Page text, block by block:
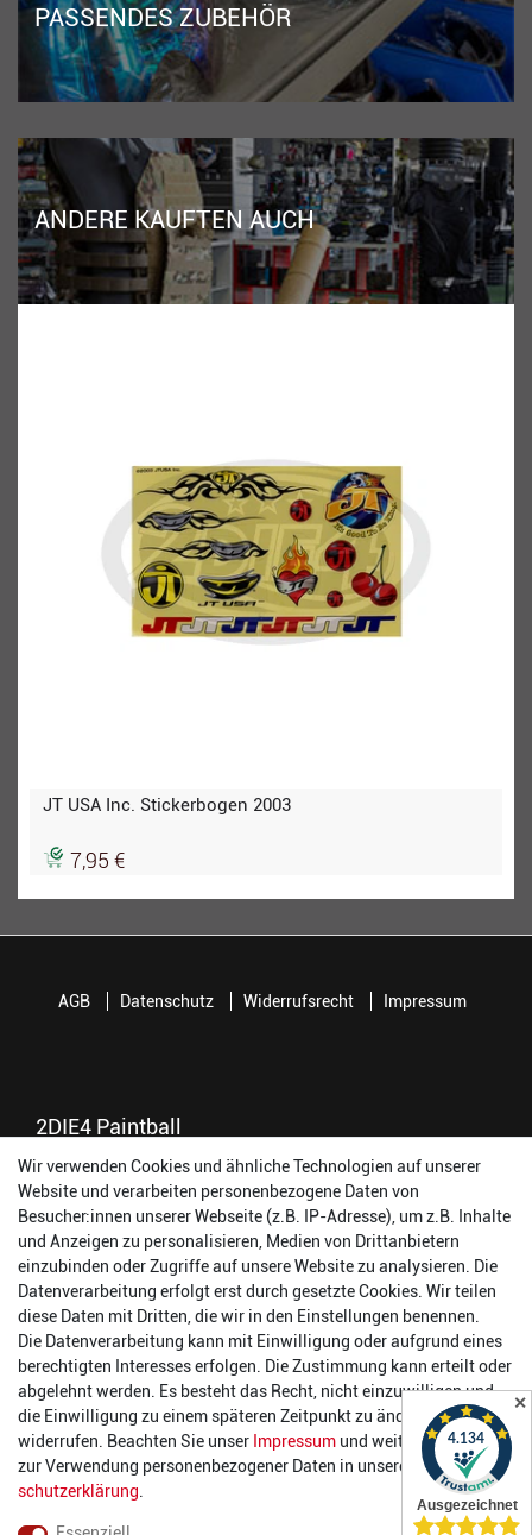
PASSENDES ZUBEHÖR
ANDERE KAUFTEN AUCH
JT USA Inc. Stickerbogen 2003
7,95 €
2DIE4 Paintball
56457 Westerburg
Reinhold-Ferger-Straße 26
order@2die4-sports.com
0 26 63/ 9 68 69 37
Öffnungszeiten
Montag:
14:00 - 17:00 Uhr
Dienstag:
14:00 - 17:00 Uhr
Mittwoch:
14:00 - 17:00 Uhr
Donnerstag:
14:00 - 17:00 Uhr
Freitag:
14:00 - 19:00 Uhr
Samstag:
10:00 - 17:00 Uhr
AGB Datenschutz Widerrufsrecht Impressum
Wir verwenden Cookies und ähnliche Technologien auf unserer
Website und verarbeiten personenbezogene Daten von
Besucher:innen unserer Webseite (z.B. IP-Adresse), um z.B. Inhalte
und Anzeigen zu personalisieren, Medien von Drittanbietern
einzubinden oder Zugriffe auf unsere Website zu analysieren. Die
Datenverarbeitung erfolgt erst durch gesetzte Cookies. Wir teilen
diese Daten mit Dritten, die wir in den Einstellungen benennen.
Die Datenverarbeitung kann mit Einwilligung oder aufgrund eines
berechtigten Interesses erfolgen. Die Zustimmung kann erteilt oder
abgelehnt werden. Es besteht das Recht, nicht einzuwilligen und
die Einwilligung zu einem späteren Zeitpunkt zu ändern oder zu
widerrufen. Beachten Sie unser Impressum und weitere Hinweise
zur Verwendung personenbezogener Daten in unserer
Daten­
schutz­erklärung
✕